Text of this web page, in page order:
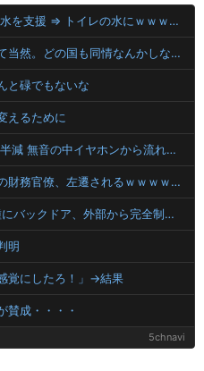
【ニュース】 韓国が熊本被災地に水を支援 ⇒ トイレの水にｗｗｗｗｗｗｗ
中国外務省「日本は原爆落とされて当然。どの国も同情なんかしない」
と碌でもないな
えるために
「盆踊り」は騒音か 苦情数件会場半減 無音の中イヤホンから流れる曲に合わせ踊るサイレント盆ダンスも
【朗報】減税に反対したエース級の財務官僚、左遷されるｗｗｗｗｗｗ
中国企業Zbtlink製ルーター20機種にバックドア、外部から完全制御のおそれ！
明
覚にしたろ！」→結果
賛成・・・・
5chnavi